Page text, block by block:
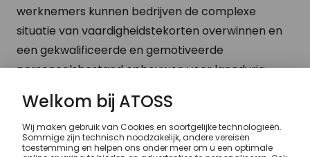
werknemers kunnen bedrijven de complexe
situatie van vaardigheidstekorten overwinnen en
een gekwalificeerde en gemotiveerde
personeelsbestand opbouwen voor langdurig